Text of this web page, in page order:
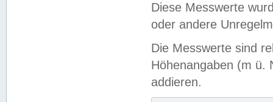
Diese Messwerte
oder andere
Die Messwerte sind
Höhenangaben (m ü.
addieren.